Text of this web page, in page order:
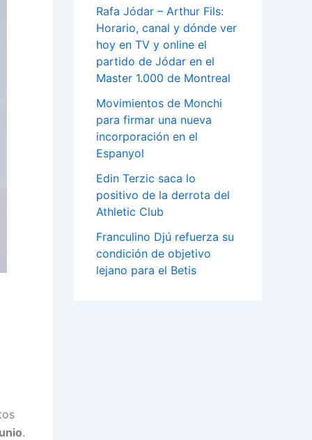
.
Rafa Jódar – Arthur Fils:
Horario, canal y dónde ver
hoy en TV y online el
partido de Jódar en el
Master 1.000 de Montreal
Movimientos de Monchi
para firmar una nueva
incorporación en el
Espanyol
Edin Terzic saca lo
positivo de la derrota del
Athletic Club
Franculino Djú refuerza su
condición de objetivo
lejano para el Betis